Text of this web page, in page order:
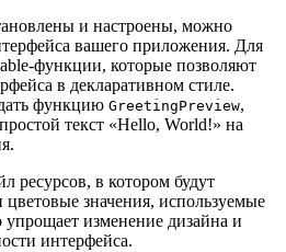
и настроены, можно
вашего приложения. Для
функции, которые позволяют
в декларативном стиле.
функцию GreetingPreview,
текст «Hello, World!» на
ресурсов, в котором будут
цветовые значения, используемые
изменение дизайна и
интерфейса.